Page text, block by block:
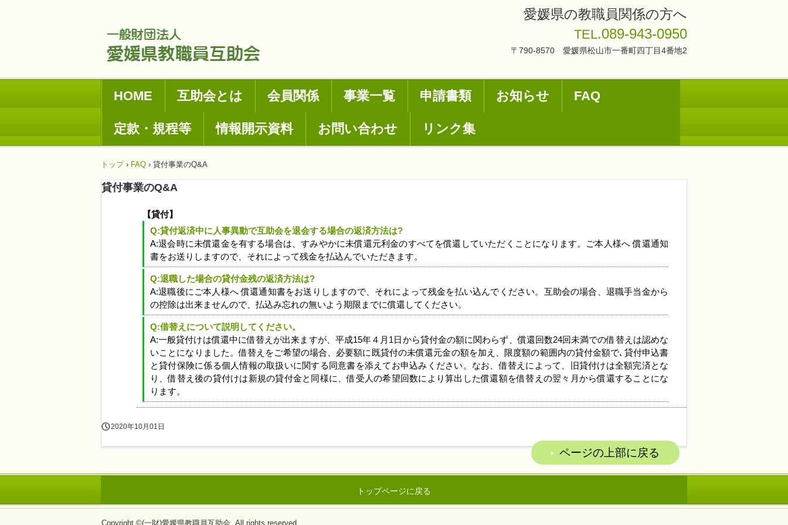
愛媛県の教職員関係の方へ
TEL.089-943-0950
〒790-8570 愛媛県松山市一番町四丁目4番地2
HOME 互助会とは 会員関係 事業一覧 申請書類 お知らせ FAQ
定款・規程等 情報開示資料 お問い合わせ リンク集
トップ › FAQ › 貸付事業のQ&A
貸付事業のQ&A
【貸付】
Q:貸付返済中に人事異動で互助会を退会する場合の返済方法は?
A:退会時に未償還金を有する場合は、すみやかに未償還元利金のすべてを償還していただくことになります。ご本人様へ償還通知
書をお送りしますので、それによって残金を払込んでいただきます。
Q:退職した場合の貸付金残の返済方法は?
A:退職後にご本人様へ 償還通知書をお送りしますので、それによって残金を払い込んでください。互助会の場合、退職手当金から
の控除は出来ませんので、払込み忘れの無いよう期限までに償還してください。
Q:借替えについて説明してください。
A:一般貸付けは償還中に借替えが出来ますが、平成15年４月1日から貸付金の額に関わらず、償還回数24回未満での借替えは認めな
いことになりました。借替えをご希望の場合、必要額に既貸付の未償還元金の額を加え、限度額の範囲内の貸付金額で､貸付申込書
と貸付保険に係る個人情報の取扱いに関する同意書を添えてお申込みください。なお、借替えによって、旧貸付けは全額完済とな
り、借替え後の貸付けは新規の貸付金と同様に、借受人の希望回数により算出した償還額を借替えの翌々月から償還することにな
ります。
2020年10月01日
ページの上部に戻る
トップページに戻る
Copyright ©(一財)愛媛県教職員互助会, All rights reserved.